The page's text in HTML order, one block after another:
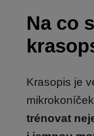
Na co
Krasopis je
trénovat